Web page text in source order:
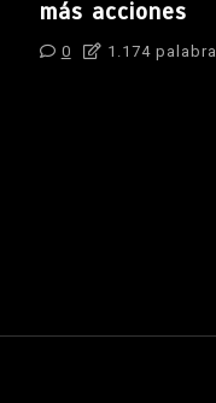
más acciones
0 1.174 palabra